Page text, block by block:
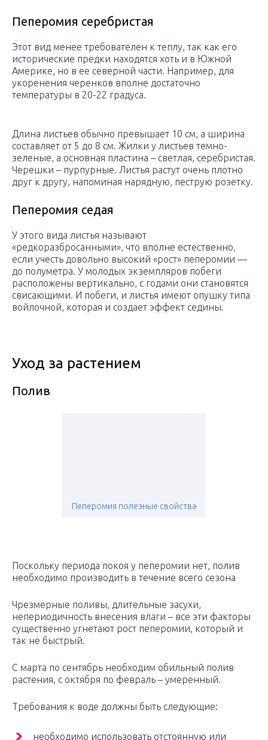
Пеперомия серебристая
Этот вид менее требователен к теплу, так как его
исторические предки находятся хоть и в Южной
Америке, но в ее северной части. Например, для
укоренения черенков вполне достаточно
температуры в 20-22 градуса.
Длина листьев обычно превышает 10 см, а ширина
составляет от 5 до 8 см. Жилки у листьев темно-
зеленые, а основная пластина – светлая, серебристая.
Черешки – пурпурные. Листья растут очень плотно
друг к другу, напоминая нарядную, пеструю розетку.
Пеперомия седая
У этого вида листья называют
«редкоразбросанными», что вполне естественно,
если учесть довольно высокий «рост» пеперомии —
до полуметра. У молодых экземпляров побеги
расположены вертикально, с годами они становятся
свисающими. И побеги, и листья имеют опушку типа
войлочной, которая и создает эффект седины.
Уход за растением
Полив
Пеперомия полезные свойства
Поскольку периода покоя у пеперомии нет, полив
необходимо производить в течение всего сезона
Чрезмерные поливы, длительные засухи,
непериодичность внесения влаги – все эти факторы
существенно угнетают рост пеперомии, который и
так не быстрый.
С марта по сентябрь необходим обильный полив
растения, с октября по февраль – умеренный.
Требования к воде должны быть следующие:
необходимо использовать отстоянную или